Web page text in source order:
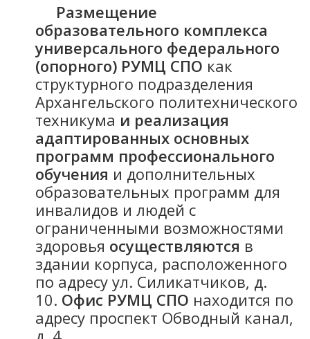
Размещение
образовательного комплекса
универсального федерального
(опорного) РУМЦ СПО как
структурного подразделения
Архангельского политехнического
техникума и реализация
адаптированных основных
программ профессионального
обучения и дополнительных
образовательных программ для
инвалидов и людей с
ограниченными возможностями
здоровья осуществляются в
здании корпуса, расположенного
по адресу ул. Силикатчиков, д.
10. Офис РУМЦ СПО находится по
адресу проспект Обводный канал,